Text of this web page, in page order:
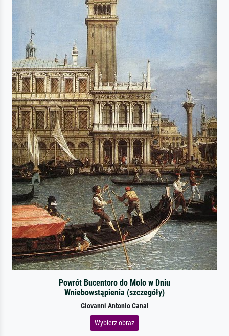
Powrót Bucentoro do Molo w Dniu
Wniebowstąpienia (szczegóły)
Giovanni Antonio Canal
Wybierz obraz